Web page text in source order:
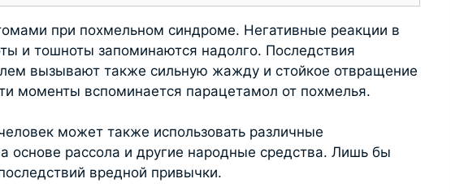
при похмельном синдроме. Негативные реакции в
и тошноты запоминаются надолго. Последствия
вызывают также сильную жажду и стойкое отвращение
моменты вспоминается парацетамол от похмелья.
может также использовать различные
основе рассола и другие народные средства. Лишь бы
вредной привычки.